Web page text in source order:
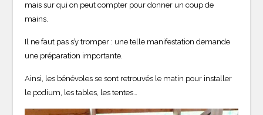
mais sur qui on peut compter pour donner un coup de
mains.
Il ne faut pas s’y tromper : une telle manifestation demande
une préparation importante.
Ainsi, les bénévoles se sont retrouvés le matin pour installer
le podium, les tables, les tentes…